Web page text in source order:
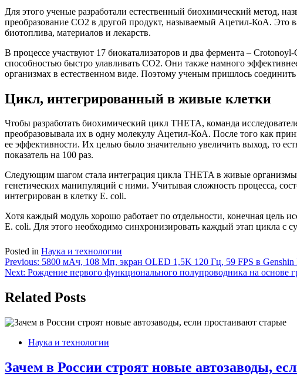
Для этого ученые разработали естественный биохимический метод,
преобразование CO2 в другой продукт, называемый Ацетил-КоА. Это
биотоплива, материалов и лекарств.
В процессе участвуют 17 биокатализаторов и два фермента –
способностью быстро улавливать CO2. Они также намного
организмах в естественном виде. Поэтому ученым пришлось
Цикл, интегрированный в живые клетки
Чтобы разработать биохимический цикл THETA, команда
преобразовывала их в одну молекулу Ацетил-КоА. После того как
ее эффективности. Их целью было значительно увеличить выход, то
показатель на 100 раз.
Следующим шагом стала интеграция цикла THETA в живые
генетических манипуляций с ними. Учитывая сложность процесса,
интегрирован в клетку E. coli.
Хотя каждый модуль хорошо работает по отдельности, конечная цель
E. coli. Для этого необходимо синхронизировать каждый этап цикла с
Posted in Наука и технологии
Навигация
по
записям
Previous: 5800 мАч, 108 Мп, экран OLED 1,5K 120 Гц, 59 FPS в Genshin
Next: Рождение первого функционального полупроводника на основе
Related Posts
Наука и технологии
Зачем в России строят новые автозаводы,